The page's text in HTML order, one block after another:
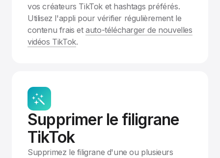
vos créateurs TikTok et hashtags préférés.
Utilisez l'appli pour vérifier régulièrement le
contenu frais etauto-télécharger de nouvelles
vidéos TikTok.
Supprimer le filigrane
TikTok
Supprimez le filigrane d'une ou plusieurs